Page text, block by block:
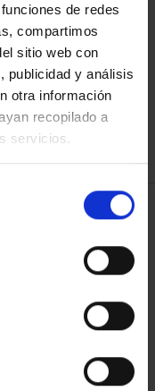
de redes
compartimos
sitio web con
publicidad y análisis
otra información
recopilado a
servicios.